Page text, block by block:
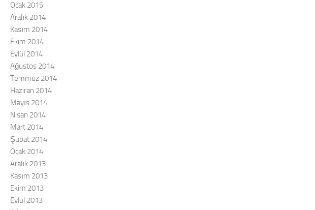
Ocak 2015
Aralık 2014
Kasım 2014
Ekim 2014
Eylül 2014
Ağustos 2014
Temmuz 2014
Haziran 2014
Mayıs 2014
Nisan 2014
Mart 2014
Şubat 2014
Ocak 2014
Aralık 2013
Kasım 2013
Ekim 2013
Eylül 2013